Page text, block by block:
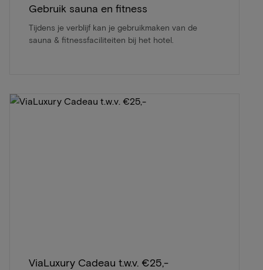
Gebruik sauna en fitness
Tijdens je verblijf kan je gebruikmaken van de
sauna & fitnessfaciliteiten bij het hotel.
ViaLuxury Cadeau t.w.v. €25,-